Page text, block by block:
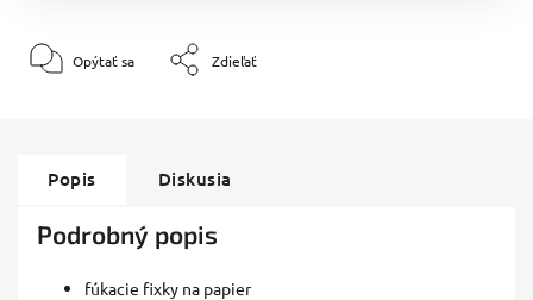
Opýtať sa Zdieľať
Popis Diskusia
Podrobný popis
fúkacie fixky na papier